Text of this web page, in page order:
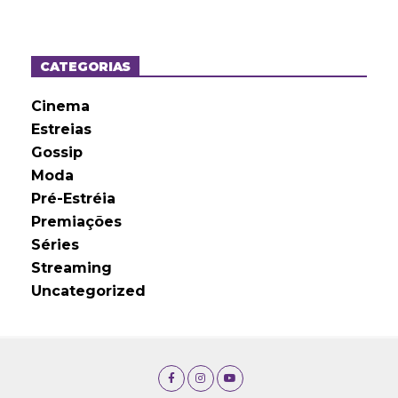
o
sCATEGORIAS
Cinema
Estreias
Gossip
Moda
Pré-Estréia
Premiações
Séries
Streaming
Uncategorized